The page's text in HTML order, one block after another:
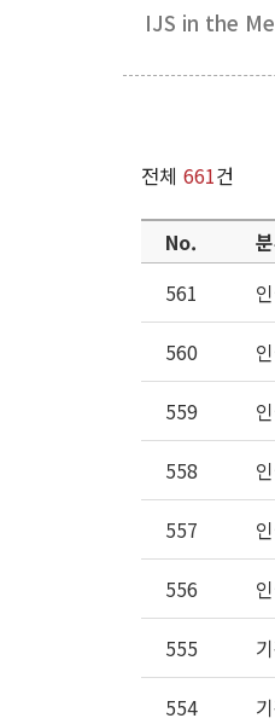
IJS in the
전체 661건
No.
561
560
559
558
557
556
555
554